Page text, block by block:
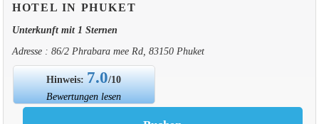
HOTEL IN PHUKET
Unterkunft mit 1 Sternen
Adresse : 86/2 Phrabara mee Rd, 83150 Phuket
Hinweis: 7.0/10
Bewertungen lesen